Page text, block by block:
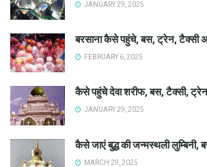
JANUARY 29, 2025
बरसाना कैसे पहुंचे, बस, ट्रेन, टैक्सी
FEBRUARY 6, 2025
कैसे पहुंचे देवा शरीफ, बस, टैक्सी,
JANUARY 29, 2025
कैसे जाएं बुद्ध की जन्मस्थली लुम्बिनी,
MARCH 29, 2025